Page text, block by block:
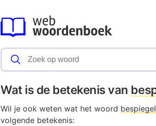
Wat is de betekenis van
Wil je ook weten wat het woord
volgende betekenis: